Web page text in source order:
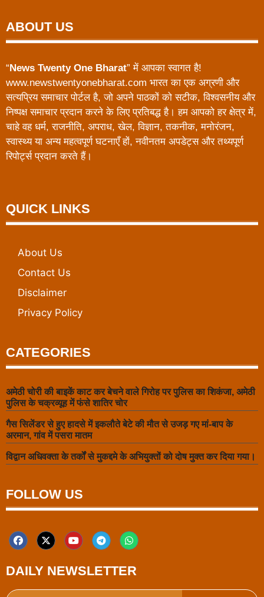
ABOUT US
“ News Twenty One Bharat” में आपका स्वागत है!
www.newstwentyonebharat.com भारत का एक अग्रणी और
सत्यप्रिय समाचार पोर्टल है, जो अपने पाठकों को सटीक, विश्वसनीय और
निष्पक्ष समाचार प्रदान करने के लिए प्रतिबद्ध है। हम आपको हर क्षेत्र में,
चाहे वह धर्म, राजनीति, अपराध, खेल, विज्ञान, तकनीक, मनोरंजन,
स्वास्थ्य या अन्य महत्वपूर्ण घटनाएँ हों, नवीनतम अपडेट्स और तथ्यपूर्ण
रिपोर्ट्स प्रदान करते हैं।
QUICK LINKS
About Us
Contact Us
Disclaimer
Privacy Policy
CATEGORIES
अमेठी चोरी की बाइकें काट कर बेचने वाले गिरोह पर पुलिस का शिकंजा, अमेठी
पुलिस के चक्रव्यूह में फंसे शातिर चोर
गैस सिलेंडर से हुए हादसे में इकलौते बेटे की मौत से उजड़ गए मां-बाप के
अरमान, गांव में पसरा मातम
विद्वान अधिवक्ता के तर्कों से मुकद्दमे के अभियुक्तों को दोष मुक्त कर दिया गया।
FOLLOW US
DAILY NEWSLETTER